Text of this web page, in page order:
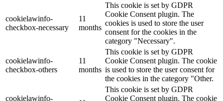
cookielawinfo-
checkbox-necessary
11
months
This cookie is set by GDPR
Cookie Consent plugin. The
cookies is used to store the user
consent for the cookies in the
category "Necessary".
cookielawinfo-
checkbox-others
11
months
This cookie is set by GDPR
Cookie Consent plugin. The cookie
is used to store the user consent for
the cookies in the category "Other.
cookielawinfo-
This cookie is set by GDPR
Cookie Consent plugin. The cookie